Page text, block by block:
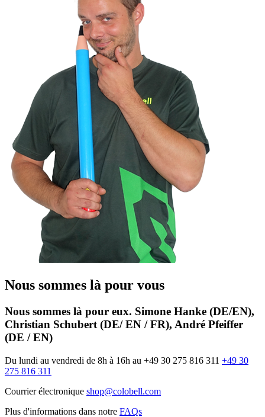
Nous sommes là pour vous
Nous sommes là pour eux. Simone Hanke (DE/EN),
Christian Schubert (DE/ EN / FR), André Pfeiffer
(DE / EN)
Du lundi au vendredi de 8h à 16h au +49 30 275 816 311 +49 30
275 816 311
Courrier électronique shop@colobell.com
Plus d'informations dans notre FAQs